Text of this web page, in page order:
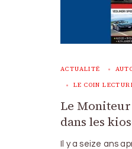
ACTUALITÉ
LE COIN
Le
dans les
Il y a seize ans